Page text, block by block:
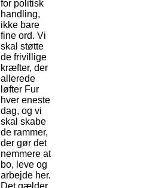
for politisk
handling,
ikke bare
fine ord. Vi
skal støtte
de frivillige
kræfter, der
allerede
løfter Fur
hver eneste
dag, og vi
skal skabe
de rammer,
der gør det
nemmere at
bo, leve og
arbejde her.
Det gælder